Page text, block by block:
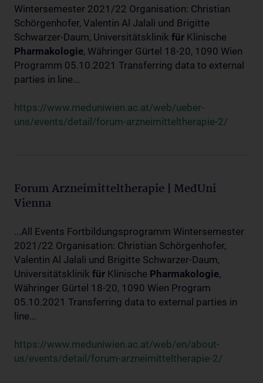
Wintersemester 2021/22 Organisation: Christian
Schörgenhofer, Valentin Al Jalali und Brigitte
Schwarzer-Daum, Universitätsklinik für Klinische
Pharmakologie, Währinger Gürtel 18-20, 1090 Wien
Programm 05.10.2021 Transferring data to external
parties in line...
https://www.meduniwien.ac.at/web/ueber-
uns/events/detail/forum-arzneimitteltherapie-2/
Forum Arzneimitteltherapie | MedUni
Vienna
...All Events Fortbildungsprogramm Wintersemester
2021/22 Organisation: Christian Schörgenhofer,
Valentin Al Jalali und Brigitte Schwarzer-Daum,
Universitätsklinik für Klinische Pharmakologie,
Währinger Gürtel 18-20, 1090 Wien Program
05.10.2021 Transferring data to external parties in
line...
https://www.meduniwien.ac.at/web/en/about-
us/events/detail/forum-arzneimitteltherapie-2/